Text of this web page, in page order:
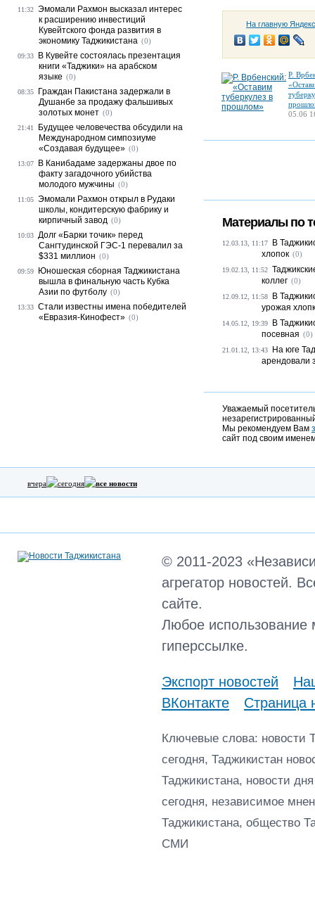
На главную
Р.
05.06
Материалы по
12.03.13, 11:17
В
хлопок (0)
19.02.13, 11:52
коллег (0)
12.09.12, 11:58
В
урожая
14.05.12, 19:39
В
посевная (0)
21.01.12, 13:43
На юге
арендовали
Уважаемый
Мы рекомендуем Вам
сайт под своим
11:32 Эмомали Рахмон высказал интерес
к расширению инвестиций
Кувейтского фонда развития в
экономику Таджикистана (0)
09:33
В Кувейте состоялась презентация
книги «Таджики» на арабском
языке (0)
08:35
Граждан Пакистана задержали в
Душанбе за продажу фальшивых
золотых монет (0)
21:41
Будущее человечества обсудили на
Международном симпозиуме
«Создавая будущее» (0)
13:07
В Канибадаме задержаны двое по
факту загадочного убийства
молодого мужчины (0)
11:05 Эмомали Рахмон открыл в Рудаки
школы, кондитерскую фабрику и
кирпичный завод (0)
10:03 Долг «Барки точик» перед
Сангтудинской ГЭС-1 перевалил за
$331 миллион (0)
09:59
Юношеская сборная Таджикистана
вышла в финальную часть Кубка
Азии по футболу (0)
13:33 Стали известны имена победителей
«Евразия-Кинофест» (0)
вчера сегодня все новости
© 2011-2023
агрегатор новостей.
сайте.
Любое использование
гиперссылке.
Экспорт новостей
ВКонтакте
Страница
Ключевые слова: новости
сегодня, Таджикистан
Таджикистана, новости
сегодня, независимое
Таджикистана, общество
СМИ